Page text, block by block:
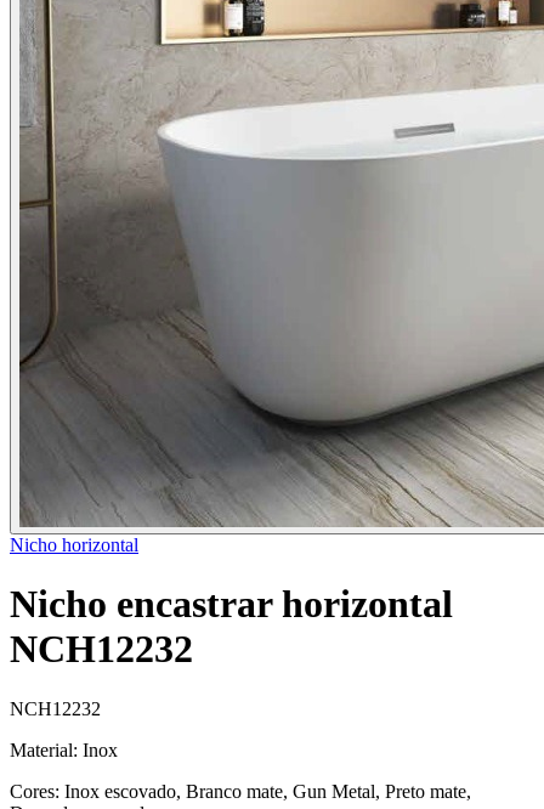
Nicho horizontal
Nicho encastrar horizontal
NCH12232
NCH12232
Material: Inox
Cores: Inox escovado, Branco mate, Gun Metal, Preto mate,